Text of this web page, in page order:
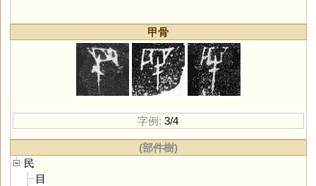
甲骨
字例: 3/4
(部件樹)
民
目